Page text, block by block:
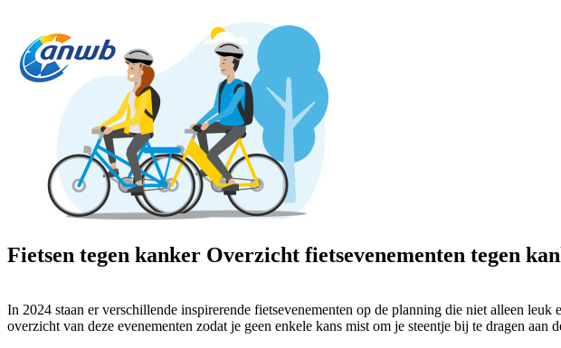
Fietsen tegen kanker Overzicht fietsevenementen tegen
In 2024 staan er verschillende inspirerende fietsevenementen op de planning die niet alleen
overzicht van deze evenementen zodat je geen enkele kans mist om je steentje bij te dragen aan